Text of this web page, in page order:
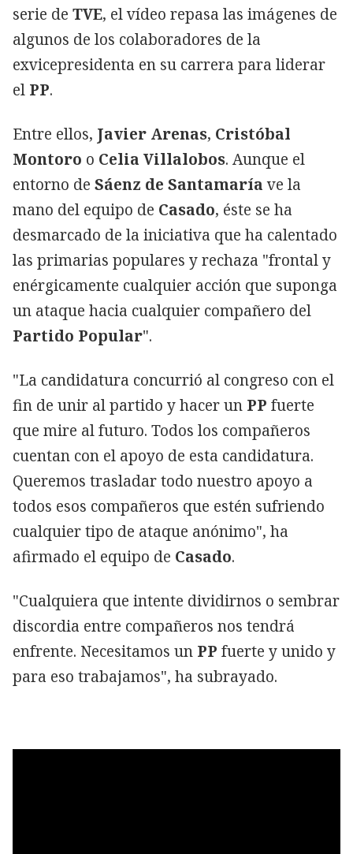
serie de TVE, el vídeo repasa las imágenes de
algunos de los colaboradores de la
exvicepresidenta en su carrera para liderar
el PP.
Entre ellos, Javier Arenas, Cristóbal
Montoro o Celia Villalobos. Aunque el
entorno de Sáenz de Santamaríave la
mano del equipo de Casado, éste se ha
desmarcado de la iniciativa que ha calentado
las primarias populares y rechaza "frontal y
enérgicamente cualquier acción que suponga
un ataque hacia cualquier compañero del
Partido Popular".
"La candidatura concurrió al congreso con el
fin de unir al partido y hacer un PP fuerte
que mire al futuro. Todos los compañeros
cuentan con el apoyo de esta candidatura.
Queremos trasladar todo nuestro apoyo a
todos esos compañeros que estén sufriendo
cualquier tipo de ataque anónimo", ha
afirmado el equipo de Casado.
"Cualquiera que intente dividirnos o sembrar
discordia entre compañeros nos tendrá
enfrente. Necesitamos un PP fuerte y unido y
para eso trabajamos", ha subrayado.